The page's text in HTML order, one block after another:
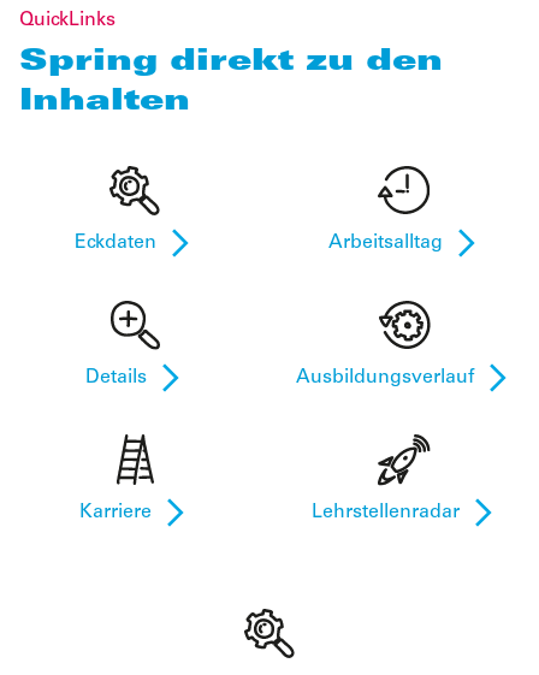
QuickLinks
Spring direkt zu den
Inhalten
Eckdaten Arbeitsalltag
Details Ausbildungsverlauf
Karriere Lehrstellenradar